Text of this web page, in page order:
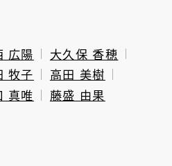
広陽
大久保 香穂
牧子
高田 美樹
真唯 藤盛 由果